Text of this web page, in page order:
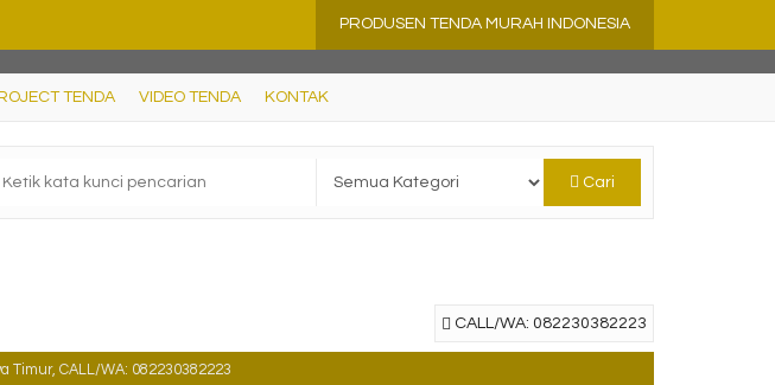
PRODUSEN TENDA MURAH INDONESIA
TENDA VIDEO TENDA KONTAK
Cari
CALL/WA: 082230382223
Timur, CALL/WA: 082230382223